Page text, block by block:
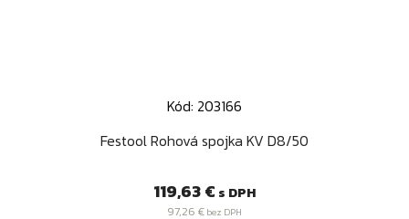
Kód: 203166
Festool Rohová spojka KV D8/50
Cena
119,63 € s DPH
97,26 € bez DPH